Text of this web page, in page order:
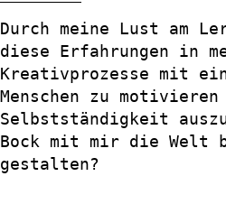
Durch meine Lust am
diese Erfahrungen in
Kreativprozesse mit
Menschen zu
Selbstständigkeit
Bock mit mir die Welt
gestalten?